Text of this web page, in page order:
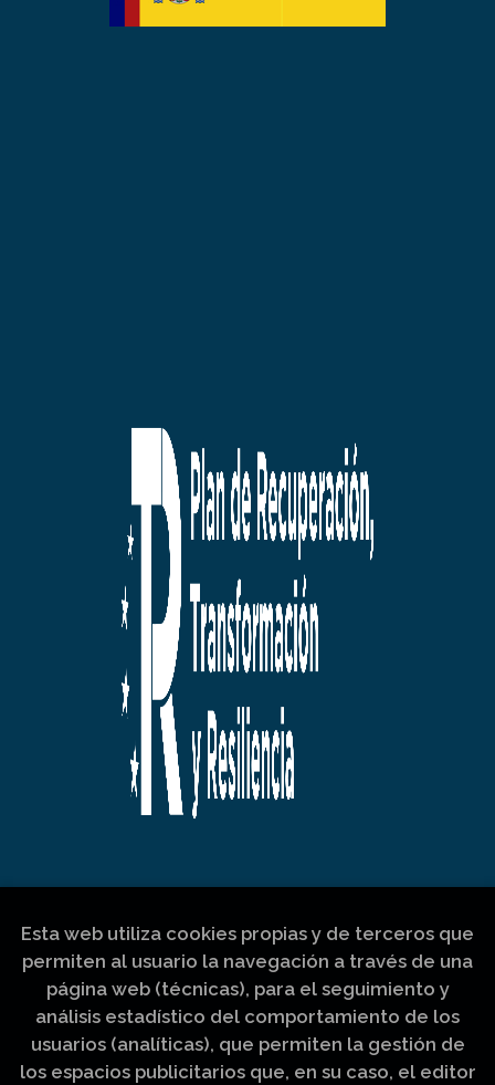
Esta web utiliza cookies propias y de terceros que
permiten al usuario la navegación a través de una
página web (técnicas), para el seguimiento y
análisis estadístico del comportamiento de los
usuarios (analíticas), que permiten la gestión de
los espacios publicitarios que, en su caso, el editor